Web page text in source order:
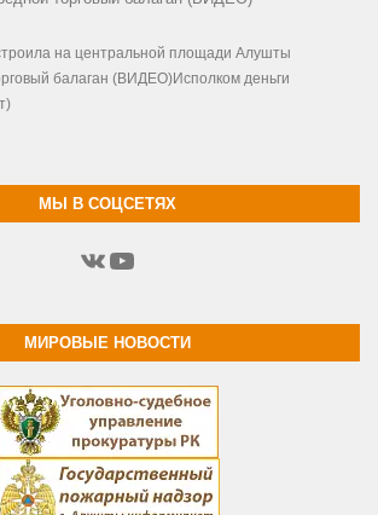
на центральной площади Алушты
балаган (ВИДЕО)Исполком деньги
МЫ В СОЦСЕТЯХ
ВКонтакте
YouTube
МИРОВЫЕ НОВОСТИ